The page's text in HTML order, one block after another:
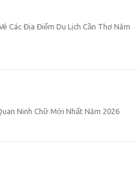
Các Địa Điểm Du Lịch Cần Thơ Năm
Ninh Chữ Mới Nhất Năm 2026